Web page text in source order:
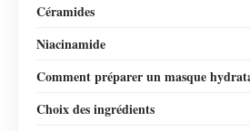
Céramides
Niacinamide
Comment préparer un masque
Choix des ingrédients